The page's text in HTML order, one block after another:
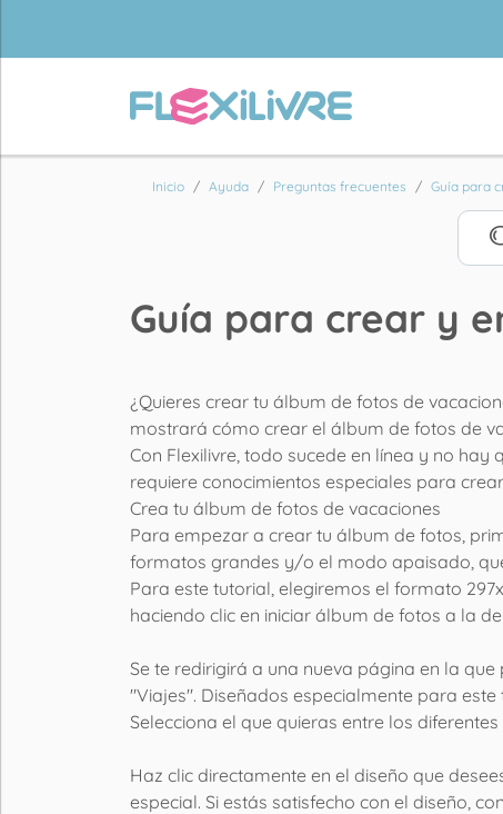
Inicio Ayuda Preguntas frecuentes Guía para
Guía para crear y
¿Quieres crear tu álbum de fotos de
mostrará cómo crear el álbum de fotos de
Con Flexilivre, todo sucede en línea y no
requiere conocimientos especiales para
Crea tu álbum de fotos de vacaciones
Para empezar a crear tu álbum de fotos,
formatos grandes y/o el modo apaisado,
Para este tutorial, elegiremos el formato
haciendo clic en iniciar álbum de fotos a la
Se te redirigirá a una nueva página en la
"Viajes". Diseñados especialmente para
Selecciona el que quieras entre los
Haz clic directamente en el diseño que
especial. Si estás satisfecho con el diseño,